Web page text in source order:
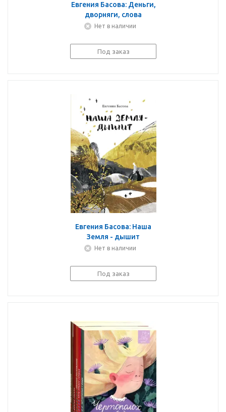
Евгения Басова: Деньги,
дворняги, слова
Нет в наличии
Под заказ
Евгения Басова: Наша
Земля - дышит
Нет в наличии
Под заказ